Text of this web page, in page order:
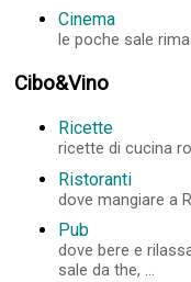
Cinema
le poche sale
Cibo&Vino
Ricette
ricette di cucina
Ristoranti
dove mangiare a
Pub
dove bere e
sale da the, ...